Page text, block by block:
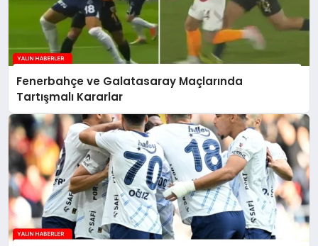
Fenerbahçe ve Galatasaray Maçlarında
Tartışmalı Kararlar